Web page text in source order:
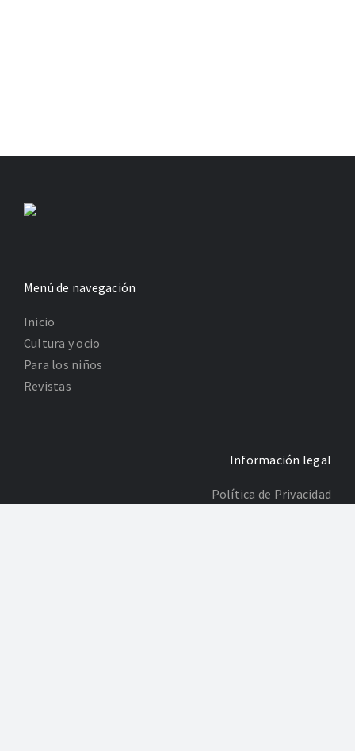
Menú de navegación
Inicio
Cultura y ocio
Para los niños
Revistas
Información legal
Política de Privacidad